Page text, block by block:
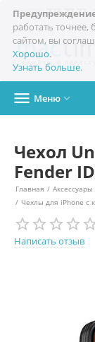
работать точнее,
сайтом, вы
Хорошо.
Узнать больше.
+7(978)773-77-77
 Меню 
Чехол
Fender
Главная / Аксессуары
/ Чехлы для iPhone с
Написать отзыв